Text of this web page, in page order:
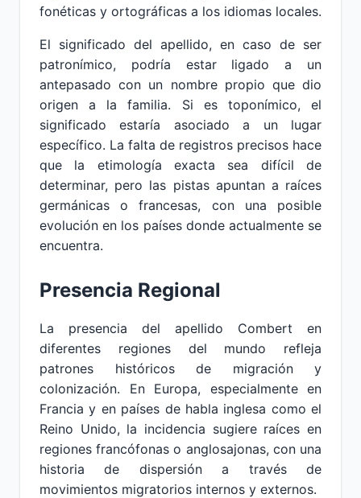
fonéticas y ortográficas a los idiomas locales.
El significado del apellido, en caso de ser
patronímico, podría estar ligado a un
antepasado con un nombre propio que dio
origen a la familia. Si es toponímico, el
significado estaría asociado a un lugar
específico. La falta de registros precisos hace
que la etimología exacta sea difícil de
determinar, pero las pistas apuntan a raíces
germánicas o francesas, con una posible
evolución en los países donde actualmente se
encuentra.
Presencia Regional
La presencia del apellido Combert en
diferentes regiones del mundo refleja
patrones históricos de migración y
colonización. En Europa, especialmente en
Francia y en países de habla inglesa como el
Reino Unido, la incidencia sugiere raíces en
regiones francófonas o anglosajonas, con una
historia de dispersión a través de
movimientos migratorios internos y externos.